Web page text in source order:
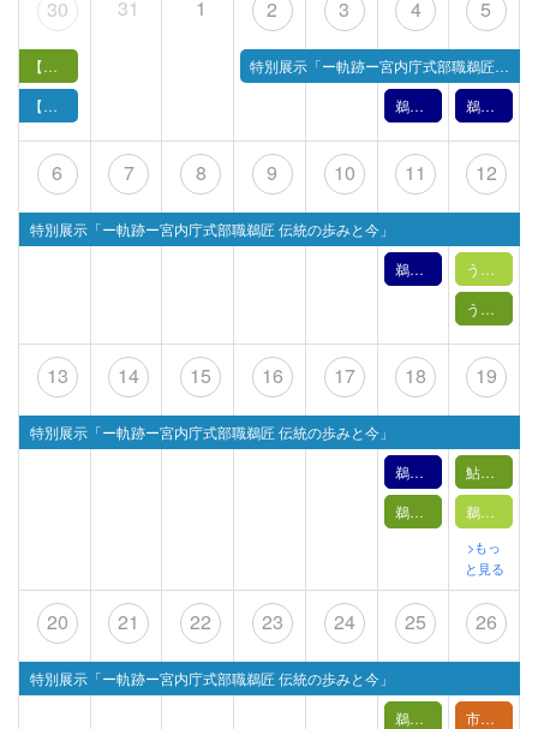
30
【開催】#うかみゅフォトコン
【特別展示】地図で時のぼり！長良川と治水のひみつ
31 1 2
特別展示「ー軌跡ー宮内庁式部職鵜匠 伝統の歩みと今」
3 4
鵜飼文化の紹介【4月4日】（2026年）
5
鵜飼文化の紹介【4月5日】（2026年）
6
特別展示「ー軌跡ー宮内庁式部職鵜匠 伝統の歩みと今」
7 8 9 10 11
鵜飼文化の紹介【4月11日】（2026年）
12
うかい歩き・鵜匠に変身
うかい歩き
13
特別展示「ー軌跡ー宮内庁式部職鵜匠 伝統の歩みと今」
14 15 16 17 18
鵜飼文化の紹介【4月18日】（2026年）
鵜飼の実演【 4月18日(土) 】
19
鮎菓子箸置きづくり
鵜舟新造船の進水式
>もっ
と見る
20
特別展示「ー軌跡ー宮内庁式部職鵜匠 伝統の歩みと今」
21 22 23 24 25
鵜飼バックヤードツアー申込専用
26
市民講座「ミニ鵜籠を作ってみよう！」